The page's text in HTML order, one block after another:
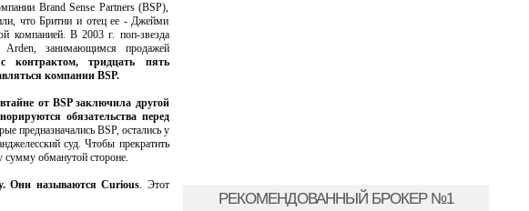
Brand Sense Partners (BSP),
что Бритни и отец ее - Джейми
компанией. В 2003 г. поп-звезда
Arden, занимающимся продажей
контрактом, тридцать пять
компании BSP.
от BSP заключила другой
обязательства перед
предназначались BSP, остались у
суд. Чтобы прекратить
сумму обманутой стороне.
Они называются Curious. Этот
РЕКОМЕНДОВАННЫЙ БРОКЕР №1